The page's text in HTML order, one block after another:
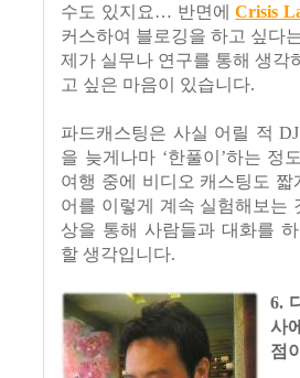
수도 있지요… 반면에Crisis
커스하여 블로깅을 하고 싶다
제가 실무나 연구를 통해 생각
고 싶은 마음이 있습니다.
파드캐스팅은 사실 어릴 적
을 늦게나마 ‘한풀이’하는 정
여행 중에 비디오 캐스팅도
어를 이렇게 계속 실험해보는
상을 통해 사람들과 대화를
할 생각입니다.
6.
사
점